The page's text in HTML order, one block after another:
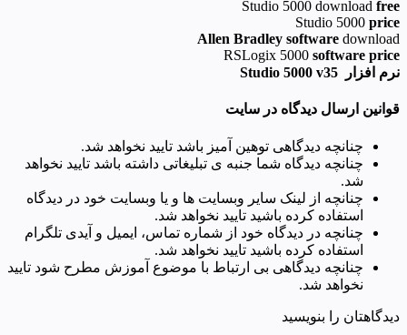
Studio 5000 download free
Studio 5000 price
Allen Bradley software download
RSLogix 5000 software price
نرم افزار Studio 5000 v35
قوانین ارسال دیدگاه در سایت
چنانچه دیدگاهی توهین آمیز باشد تایید نخواهد شد.
چنانچه دیدگاه شما جنبه ی تبلیغاتی داشته باشد تایید نخواهد
شد.
چنانچه از لینک سایر وبسایت ها و یا وبسایت خود در دیدگاه
استفاده کرده باشید تایید نخواهد شد.
چنانچه در دیدگاه خود از شماره تماس، ایمیل و آیدی تلگرام
استفاده کرده باشید تایید نخواهد شد.
چنانچه دیدگاهی بی ارتباط با موضوع آموزش مطرح شود تایید
نخواهد شد.
دیدگاهتان را بنویسید